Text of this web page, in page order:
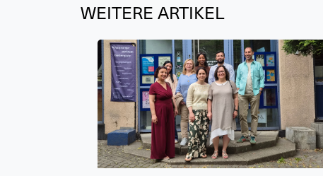
WEITERE ARTIKEL